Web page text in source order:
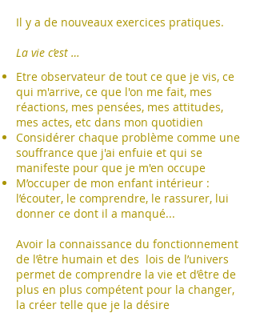
Il y a de nouveaux exercices pratiques.
La vie c’est …
Etre observateur de tout ce que je vis, ce
qui m'arrive, ce que l'on me fait, mes
réactions, mes pensées, mes attitudes,
mes actes, etc dans mon quotidien
Considérer chaque problème comme une
souffrance que j'ai enfuie et qui se
manifeste pour que je m'en occupe
M’occuper de mon enfant intérieur :
l’écouter, le comprendre, le rassurer, lui
donner ce dont il a manqué...
Avoir la connaissance du fonctionnement
de l’être humain et des lois de l’univers
permet de comprendre la vie et d’être de
plus en plus compétent pour la changer,
la créer telle que je la désire